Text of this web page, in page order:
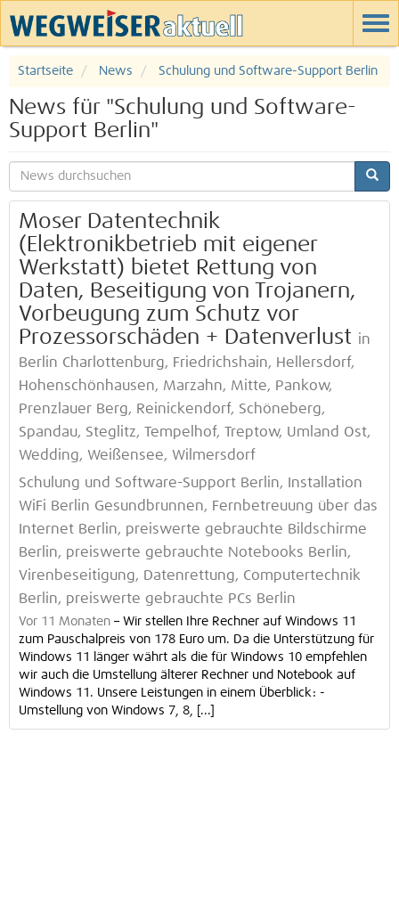
Startseite News Schulung und Software-Support Berlin
News für "Schulung und Software-
Support Berlin"
Moser Datentechnik
(Elektronikbetrieb mit eigener
Werkstatt) bietet Rettung von
Daten, Beseitigung von Trojanern,
Vorbeugung zum Schutz vor
Prozessorschäden + Datenverlust in
Berlin Charlottenburg, Friedrichshain, Hellersdorf,
Hohenschönhausen, Marzahn, Mitte, Pankow,
Prenzlauer Berg, Reinickendorf, Schöneberg,
Spandau, Steglitz, Tempelhof, Treptow, Umland Ost,
Wedding, Weißensee, Wilmersdorf
Schulung und Software-Support Berlin, Installation
WiFi Berlin Gesundbrunnen, Fernbetreuung über das
Internet Berlin, preiswerte gebrauchte Bildschirme
Berlin, preiswerte gebrauchte Notebooks Berlin,
Virenbeseitigung, Datenrettung, Computertechnik
Berlin, preiswerte gebrauchte PCs Berlin
Vor 11 Monaten – Wir stellen Ihre Rechner auf Windows 11
zum Pauschalpreis von 178 Euro um. Da die Unterstützung für
Windows 11 länger währt als die für Windows 10 empfehlen
wir auch die Umstellung älterer Rechner und Notebook auf
Windows 11. Unsere Leistungen in einem Überblick: -
Umstellung von Windows 7, 8, [...]